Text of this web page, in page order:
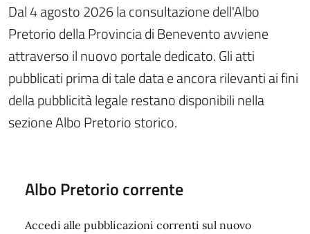
Dal 4 agosto 2026 la consultazione dell'Albo
Pretorio della Provincia di Benevento avviene
attraverso il nuovo portale dedicato. Gli atti
pubblicati prima di tale data e ancora rilevanti ai fini
della pubblicità legale restano disponibili nella
sezione Albo Pretorio storico.
Albo Pretorio corrente
Accedi alle pubblicazioni correnti sul nuovo